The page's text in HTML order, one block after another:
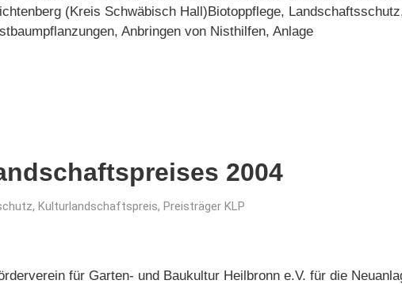
(Kreis Schwäbisch Hall)Biotoppflege,
Anbringen von Nisthilfen, Anlage
2004
, Kulturlandschaftspreis, Preisträger KLP
für Garten- und Baukultur Heilbronn e.V. für die